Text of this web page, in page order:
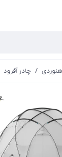
/ چادر آفرود